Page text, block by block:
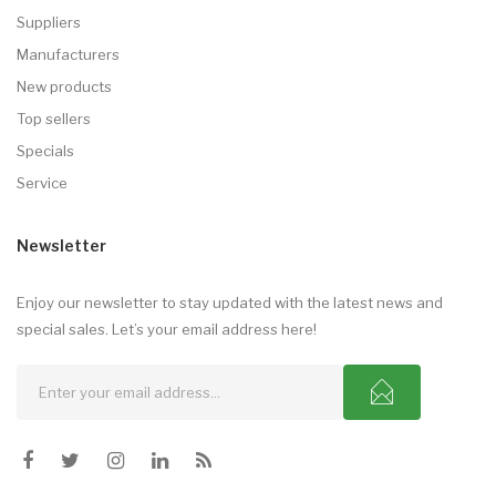
Suppliers
Manufacturers
New products
Top sellers
Specials
Service
Newsletter
Enjoy our newsletter to stay updated with the latest news and
special sales. Let’s your email address here!